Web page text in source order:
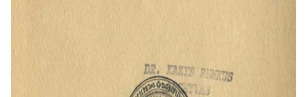
santykiams su Lenkija po Krėvos
unijos, kovoms su Vokiečių ordinu
(ypač Žalgirio mūšiui) ir sudėtingam
karūnavimo klausimui.
Valstybės valdymas:Nagrinėjama
Vytauto ekonominė politika,